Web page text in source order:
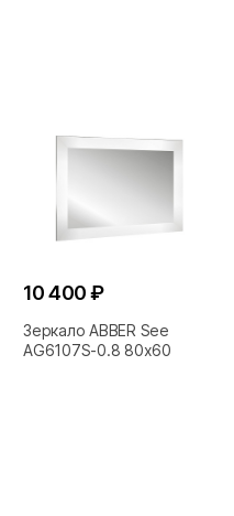
10 400 ₽
Зеркало ABBER See
AG6107S-0.8 80x60